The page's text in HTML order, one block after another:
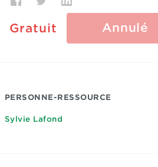
Gratuit Annulé
PERSONNE-RESSOURCE
Sylvie Lafond